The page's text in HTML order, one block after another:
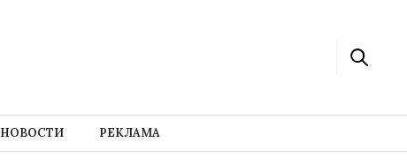
НОВОСТИ РЕКЛАМА